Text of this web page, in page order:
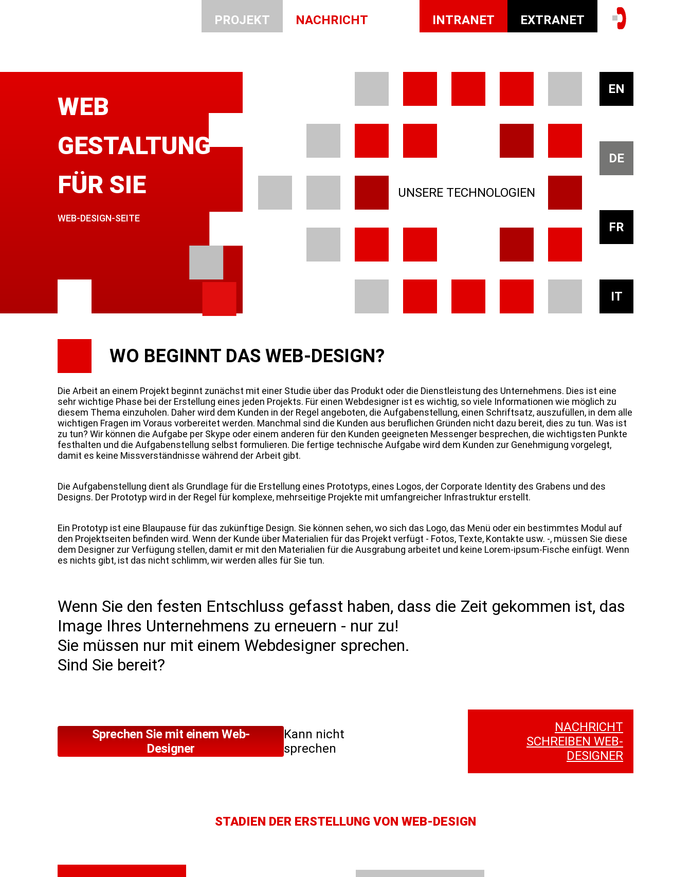
PROJEKT NACHRICHT INTRANET EXTRANET
WEB
GESTALTUNG
FÜR SIE
WEB-DESIGN-SEITE
UNSERE TECHNOLOGIEN
EN
DE
FR
IT
WO BEGINNT DAS WEB-DESIGN?
Die Arbeit an einem Projekt beginnt zunächst mit einer Studie über das Produkt oder die Dienstleistung des Unternehmens. Dies ist eine
sehr wichtige Phase bei der Erstellung eines jeden Projekts. Für einen Webdesigner ist es wichtig, so viele Informationen wie möglich zu
diesem Thema einzuholen. Daher wird dem Kunden in der Regel angeboten, die Aufgabenstellung, einen Schriftsatz, auszufüllen, in dem alle
wichtigen Fragen im Voraus vorbereitet werden. Manchmal sind die Kunden aus beruflichen Gründen nicht dazu bereit, dies zu tun. Was ist
zu tun? Wir können die Aufgabe per Skype oder einem anderen für den Kunden geeigneten Messenger besprechen, die wichtigsten Punkte
festhalten und die Aufgabenstellung selbst formulieren. Die fertige technische Aufgabe wird dem Kunden zur Genehmigung vorgelegt,
damit es keine Missverständnisse während der Arbeit gibt.
Die Aufgabenstellung dient als Grundlage für die Erstellung eines Prototyps, eines Logos, der Corporate Identity des Grabens und des
Designs. Der Prototyp wird in der Regel für komplexe, mehrseitige Projekte mit umfangreicher Infrastruktur erstellt.
Ein Prototyp ist eine Blaupause für das zukünftige Design. Sie können sehen, wo sich das Logo, das Menü oder ein bestimmtes Modul auf
den Projektseiten befinden wird. Wenn der Kunde über Materialien für das Projekt verfügt - Fotos, Texte, Kontakte usw. -, müssen Sie diese
dem Designer zur Verfügung stellen, damit er mit den Materialien für die Ausgrabung arbeitet und keine Lorem-ipsum-Fische einfügt. Wenn
es nichts gibt, ist das nicht schlimm, wir werden alles für Sie tun.
Wenn Sie den festen Entschluss gefasst haben, dass die Zeit gekommen ist, das
Image Ihres Unternehmens zu erneuern - nur zu!
Sie müssen nur mit einem Webdesigner sprechen.
Sind Sie bereit?
Sprechen Sie mit einem Web-
Designer
Kann nicht
sprechen
NACHRICHT
SCHREIBEN WEB-
DESIGNER
STADIEN DER ERSTELLUNG VON WEB-DESIGN